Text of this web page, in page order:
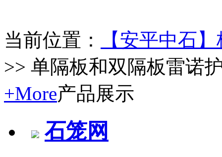
当前位置：
【安平中石
>> 单隔板和双隔板雷诺
+More产品展示
石笼网